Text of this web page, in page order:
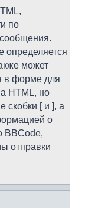
по
определяется
может
в форме для
HTML, но
скобки [ и ], а
о
BBCode,
отправки